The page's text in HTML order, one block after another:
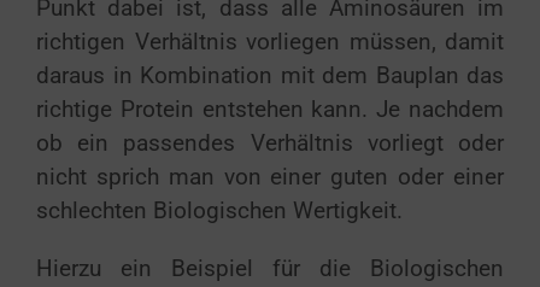
Punkt dabei ist, dass alle Aminosäuren im
richtigen Verhältnis vorliegen müssen, damit
daraus in Kombination mit dem Bauplan das
richtige Protein entstehen kann. Je nachdem
ob ein passendes Verhältnis vorliegt oder
nicht sprich man von einer guten oder einer
schlechten Biologischen Wertigkeit.
Hierzu ein Beispiel für die Biologischen